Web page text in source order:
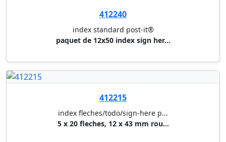
paquet de 12x50 index sign her...
412215